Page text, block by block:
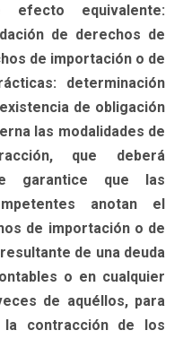
efecto equivalente:
de derechos de
de importación o de
determinación
de obligación
las modalidades de
que deberá
garantice que las
anotan el
de importación o de
de una deuda
o en cualquier
de aquéllos, para
contracción de los